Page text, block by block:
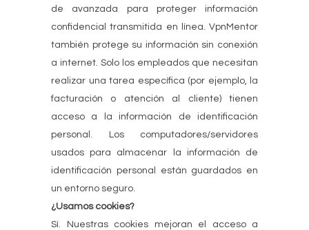
de avanzada para proteger información
confidencial transmitida en línea. VpnMentor
también protege su información sin conexión
a internet. Solo los empleados que necesitan
realizar una tarea específica (por ejemplo, la
facturación o atención al cliente) tienen
acceso a la información de identificación
personal. Los computadores/servidores
usados para almacenar la información de
identificación personal están guardados en
un entorno seguro.
¿Usamos cookies?
Sí. Nuestras cookies mejoran el acceso a